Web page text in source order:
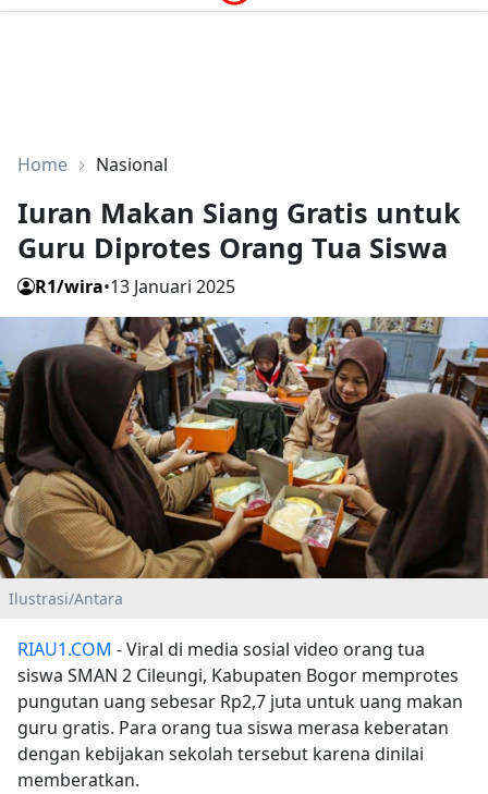
Home Nasional
Iuran Makan Siang Gratis untuk
Guru Diprotes Orang Tua Siswa
R1/wira•13 Januari 2025
Ilustrasi/Antara
RIAU1.COM - Viral di media sosial video orang tua
siswa SMAN 2 Cileungi, Kabupaten Bogor memprotes
pungutan uang sebesar Rp2,7 juta untuk uang makan
guru gratis. Para orang tua siswa merasa keberatan
dengan kebijakan sekolah tersebut karena dinilai
memberatkan.